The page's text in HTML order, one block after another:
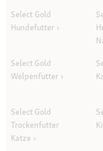
Select Gold
Hundefutter
Select Gold
Welpenfutter
Select Gold
Trockenfutter
Katze